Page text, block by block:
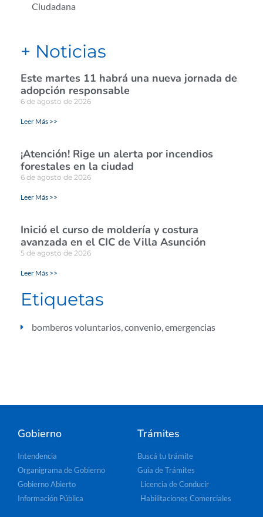
Ciudadana
+ Noticias
Este martes 11 habrá una nueva jornada de
adopción responsable
6 de agosto de 2026
Leer Más >>
¡Atención! Rige un alerta por incendios
forestales en la ciudad
6 de agosto de 2026
Leer Más >>
Inició el curso de moldería y costura
avanzada en el CIC de Villa Asunción
5 de agosto de 2026
Leer Más >>
Etiquetas
bomberos voluntarios,convenio,emergencias
Gobierno
Intendencia
Organigrama de Gobierno
Gobierno Abierto
Información Pública
Trámites
Buscá tu trámite
Guía de Trámites
Licencia de Conducir
Habilitaciones Comerciales